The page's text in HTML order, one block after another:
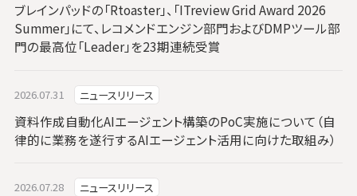
ブレインパッドの「Rtoaster」、「ITreview Grid Award 2026
Summer」にて、レコメンドエンジン部門およびDMPツール部
門の最高位「Leader」を23期連続受賞
2026.07.31 ニュースリリース
資料作成自動化AIエージェント構築のPoC実施について（自
律的に業務を遂行するAIエージェント活用に向けた取組み）
2026.07.28 ニュースリリース